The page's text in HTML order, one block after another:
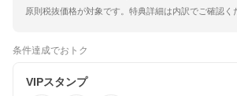
原則税抜価格が対象です。特典詳細は内訳でご確認く
条件達成でおトク
VIPスタンプ